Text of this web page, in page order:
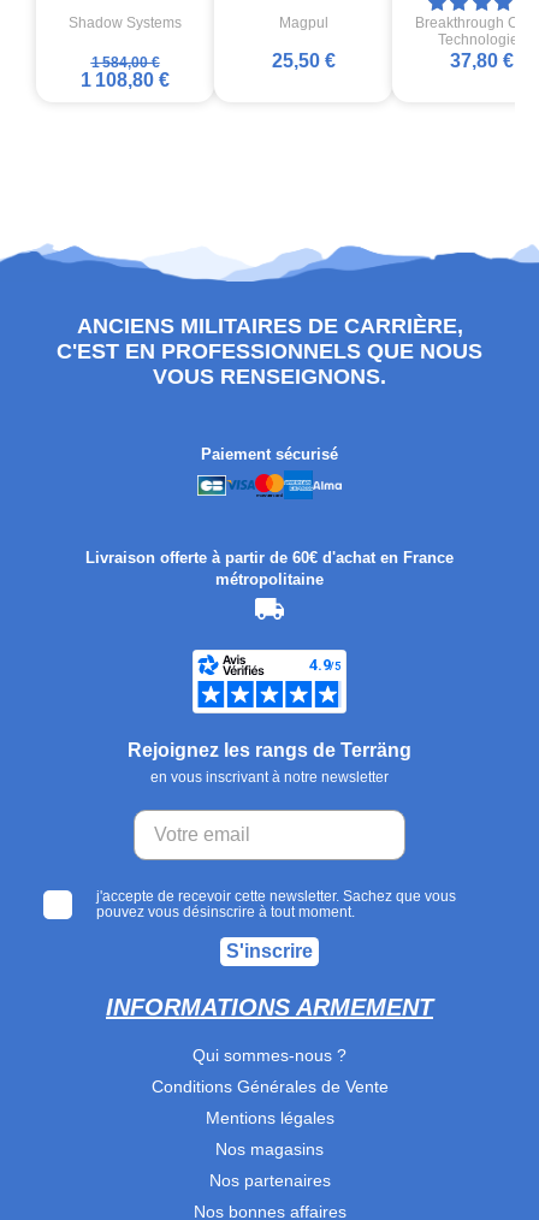
Shadow Systems
1 584,00 €
1 108,80 €
Magpul
25,50 €
Breakthrough
Technologies
37,80 €
ANCIENS MILITAIRES DE CARRIÈRE,
C'EST EN PROFESSIONNELS QUE NOUS
VOUS RENSEIGNONS.
Paiement sécurisé
Livraison offerte à partir de 60€ d'achat en France
métropolitaine
Rejoignez les rangs de Terräng
en vous inscrivant à notre newsletter
j'accepte de recevoir cette newsletter. Sachez que vous
pouvez vous désinscrire à tout moment.
S'inscrire
INFORMATIONS ARMEMENT
Qui sommes-nous ?
Conditions Générales de Vente
Mentions légales
Nos magasins
Nos partenaires
Nos bonnes affaires